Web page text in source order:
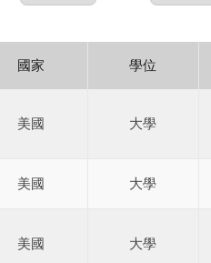
國家 學位
美國 大學
美國 大學
美國 大學